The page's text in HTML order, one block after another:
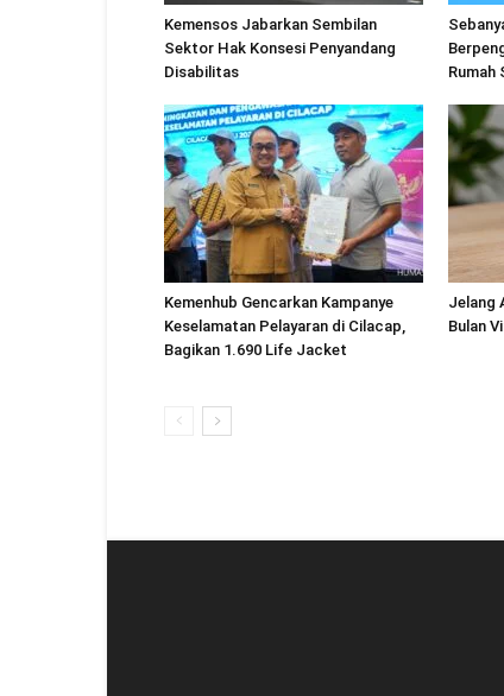
Kemensos Jabarkan Sembilan
Sektor Hak Konsesi Penyandang
Disabilitas
Rumah
Kemenhub Gencarkan Kampanye
Keselamatan Pelayaran di Cilacap,
Bagikan 1.690 Life Jacket
Jelang
Bulan